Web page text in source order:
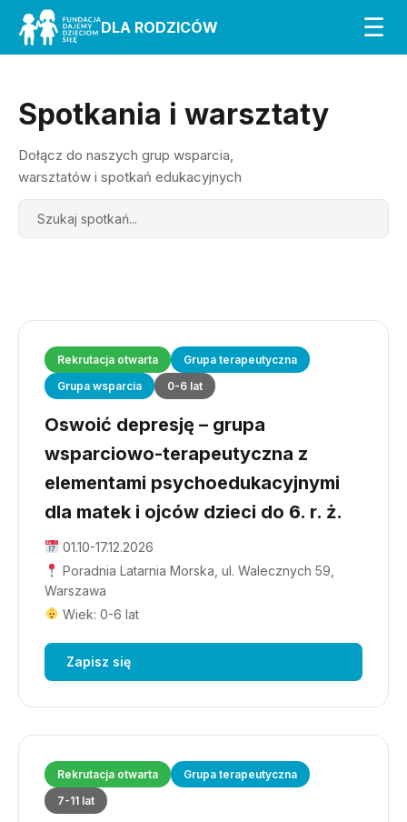
DLA RODZICÓW ☰
Spotkania i warsztaty
Dołącz do naszych grup wsparcia,
warsztatów i spotkań edukacyjnych
Search
Rekrutacja otwarta
Grupa terapeutyczna
Grupa wsparcia
0-6 lat
Oswoić depresję – grupa
wsparciowo-terapeutyczna z
elementami psychoedukacyjnymi
dla matek i ojców dzieci do 6. r. ż.
01.10-17.12.2026
Poradnia Latarnia Morska, ul. Walecznych 59,
Warszawa
Wiek: 0-6 lat
Zapisz się
Rekrutacja otwarta
Grupa terapeutyczna
7-11 lat